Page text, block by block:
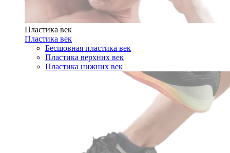
Пластика век
Пластика век
Бесшовная пластика век
Пластика верхних век
Пластика нижних век